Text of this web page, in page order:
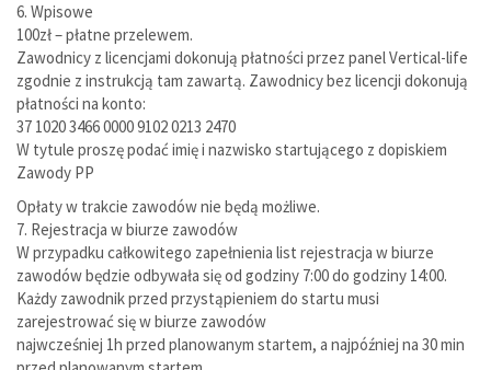
6. Wpisowe
100zł – płatne przelewem.
Zawodnicy z licencjami dokonują płatności przez panel Vertical-life
zgodnie z instrukcją tam zawartą. Zawodnicy bez licencji dokonują
płatności na konto:
37 1020 3466 0000 9102 0213 2470
W tytule proszę podać imię i nazwisko startującego z dopiskiem
Zawody PP
Opłaty w trakcie zawodów nie będą możliwe.
7. Rejestracja w biurze zawodów
W przypadku całkowitego zapełnienia list rejestracja w biurze
zawodów będzie odbywała się od godziny 7:00 do godziny 14:00.
Każdy zawodnik przed przystąpieniem do startu musi
zarejestrować się w biurze zawodów
najwcześniej 1h przed planowanym startem, a najpóźniej na 30 min